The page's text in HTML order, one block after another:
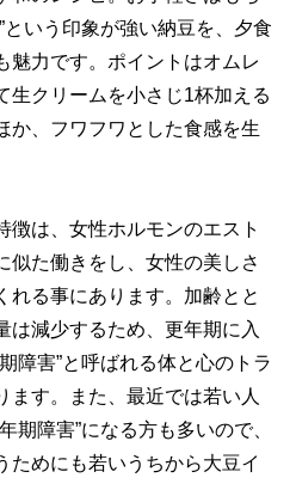
という印象が強い納豆を、夕食
魅力です。ポイントはオムレ
生クリームを小さじ1杯加える
か、フワフワとした食感を生
は、女性ホルモンのエスト
似た働きをし、女性の美しさ
る事にあります。加齢とと
は減少するため、更年期に入
障害”と呼ばれる体と心のトラ
ます。また、最近では若い人
期障害”になる方も多いので、
ためにも若いうちから大豆イ